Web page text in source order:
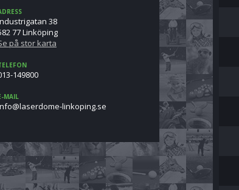
38
77 Linköping
på stor karta
149800
MAIL
emodresal@ofni